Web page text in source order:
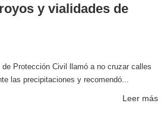
y vialidades de
de Protección Civil llamó a no cruzar calles
las precipitaciones y recomendó...
Leer más